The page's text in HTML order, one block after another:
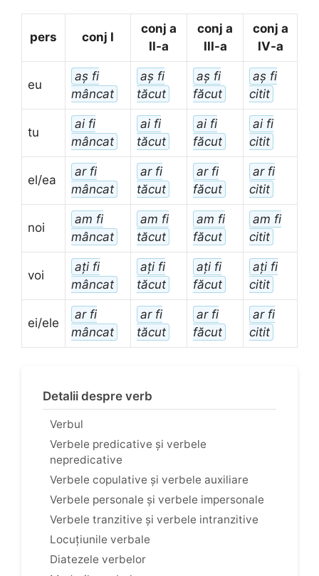
pers conj I
conj a
II-a
conj a
III-a
conj a
IV-a
eu
aș fi
mâncat
aș fi
tăcut
aș fi
făcut
aș fi
citit
tu
ai fi
mâncat
ai fi
tăcut
ai fi
făcut
ai fi
citit
el/ea
ar fi
mâncat
ar fi
tăcut
ar fi
făcut
ar fi
citit
noi
am fi
mâncat
am fi
tăcut
am fi
făcut
am fi
citit
voi
ați fi
mâncat
ați fi
tăcut
ați fi
făcut
ați fi
citit
ei/ele
ar fi
mâncat
ar fi
tăcut
ar fi
făcut
ar fi
citit
Detalii despre verb
Verbul
Verbele predicative și verbele
nepredicative
Verbele copulative și verbele auxiliare
Verbele personale și verbele impersonale
Verbele tranzitive și verbele intranzitive
Locuțiunile verbale
Diatezele verbelor